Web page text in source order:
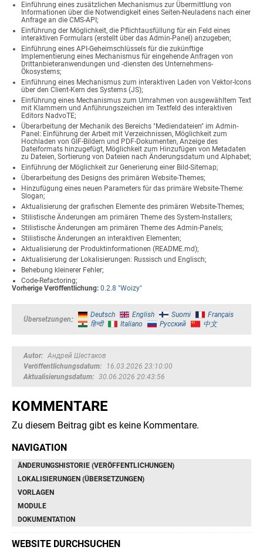
Einführung eines zusätzlichen Mechanismus zur Übermittlung von
Informationen über die Notwendigkeit eines Seiten-Neuladens nach einer
Anfrage an die CMS-API;
Einführung der Möglichkeit, die Pflichtausfüllung für ein Feld eines
interaktiven Formulars (erstellt über das Admin-Panel) anzugeben;
Einführung eines API-Geheimschlüssels für die zukünftige
Implementierung eines Mechanismus für eingehende Anfragen von
Drittanbieteranwendungen und -diensten des Unternehmens-
Ökosystems;
Einführung eines Mechanismus zum interaktiven Laden von Vektor-Icons
über den Client-Kern des Systems (JS);
Einführung eines Mechanismus zum Umrahmen von ausgewähltem Text
mit Klammern und Anführungszeichen im Textfeld des interaktiven
Editors NadvoTE;
Überarbeitung der Mechanik des Bereichs "Mediendateien" im Admin-
Panel: Einführung der Arbeit mit Verzeichnissen, Möglichkeit zum
Hochladen von GIF-Bildern und PDF-Dokumenten, Anzeige des
Dateiformats hinzugefügt, Möglichkeit zum Hinzufügen von Metadaten
zu Dateien, Sortierung von Dateien nach Änderungsdatum und Alphabet;
Einführung der Möglichkeit zur Generierung einer Bild-Sitemap;
Überarbeitung des Designs des primären Website-Themes;
Hinzufügung eines neuen Parameters für das primäre Website-Theme:
Slogan;
Aktualisierung der grafischen Elemente des primären Website-Themes;
Stilistische Änderungen am primären Theme des System-Installers;
Stilistische Änderungen am primären Theme des Admin-Panels;
Stilistische Änderungen an interaktiven Elementen;
Aktualisierung der Produktinformationen (README.md);
Aktualisierung der Lokalisierungen: Russisch und Englisch;
Behebung kleinerer Fehler;
Code-Refactoring;
Vorherige Veröffentlichung: 0.2.8 "Woizy"
Übersetzungen
Deutsch English Suomi
Français
हिन्दी
Italiano Русский 中文
Autor
Андрей Шестаков
Veröffentlichungsdatum
16.03.2026 23:10:00
Aktualisierungsdatum
30.06.2026 20:43:56
KOMMENTARE
Zu diesem Beitrag gibt es keine Kommentare.
NAVIGATION
ÄNDERUNGSHISTORIE (VERÖFFENTLICHUNGEN)
LOKALISIERUNGEN (ÜBERSETZUNGEN)
VORLAGEN
MODULE
DOKUMENTATION
WEBSITE DURCHSUCHEN